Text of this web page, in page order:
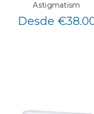
Astigmatism
Desde